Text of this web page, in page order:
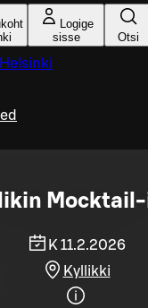
Logige
sisse
Otsi
Helsinki
K 11.2.2026
Kyllikki